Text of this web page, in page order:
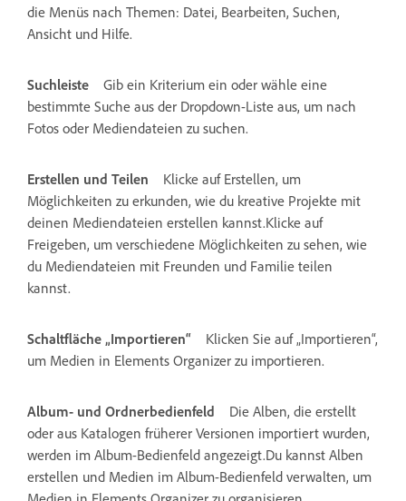
die Menüs nach Themen: Datei, Bearbeiten, Suchen,
Ansicht und Hilfe.
Suchleiste
Gib ein Kriterium ein oder wähle eine
bestimmte Suche aus der Dropdown-Liste aus, um nach
Fotos oder Mediendateien zu suchen.
Erstellen und Teilen
Klicke auf Erstellen, um
Möglichkeiten zu erkunden, wie du kreative Projekte mit
deinen Mediendateien erstellen kannst.Klicke auf
Freigeben, um verschiedene Möglichkeiten zu sehen, wie
du Mediendateien mit Freunden und Familie teilen
kannst.
Schaltfläche „Importieren“
Klicken Sie auf „Importieren“,
um Medien in Elements Organizer zu importieren.
Album- und Ordnerbedienfeld
Die Alben, die erstellt
oder aus Katalogen früherer Versionen importiert wurden,
werden im Album-Bedienfeld angezeigt.Du kannst Alben
erstellen und Medien im Album-Bedienfeld verwalten, um